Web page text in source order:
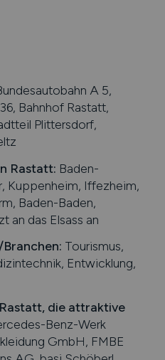
A 5,
Bahnhof Rastatt,
Plittersdorf,
Rastatt: Baden-
Kuppenheim, Iffezheim,
Baden-Baden,
an das Elsass an
: Tourismus,
Entwicklung,
Rastatt, die attraktive
Benz-Werk
GmbH, FMBE